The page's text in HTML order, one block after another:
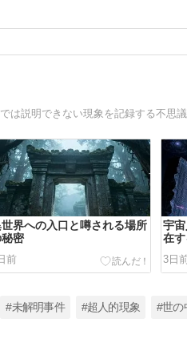
は説明できない現象を記録する不思議
世界への入口と噂される場所
秘密
前
宇
在
3日
#未解明事件 #超人的現象 #世の